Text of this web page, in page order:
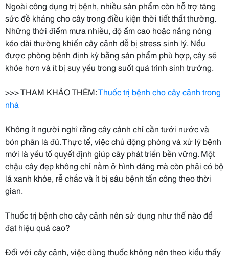
Ngoài công dụng trị bệnh, nhiều sản phẩm còn hỗ trợ tăng
sức đề kháng cho cây trong điều kiện thời tiết thất thường.
Những thời điểm mưa nhiều, độ ẩm cao hoặc nắng nóng
kéo dài thường khiến cây cảnh dễ bị stress sinh lý. Nếu
được phòng bệnh định kỳ bằng sản phẩm phù hợp, cây sẽ
khỏe hơn và ít bị suy yếu trong suốt quá trình sinh trưởng.
>>> THAM KHẢO THÊM:Thuốc trị bệnh cho cây cảnh trong
nhà
Không ít người nghĩ rằng cây cảnh chỉ cần tưới nước và
bón phân là đủ. Thực tế, việc chủ động phòng và xử lý bệnh
mới là yếu tố quyết định giúp cây phát triển bền vững. Một
chậu cây đẹp không chỉ nằm ở hình dáng mà còn phải có bộ
lá xanh khỏe, rễ chắc và ít bị sâu bệnh tấn công theo thời
gian.
Thuốc trị bệnh cho cây cảnh nên sử dụng như thế nào để
đạt hiệu quả cao?
Đối với cây cảnh, việc dùng thuốc không nên theo kiểu thấy